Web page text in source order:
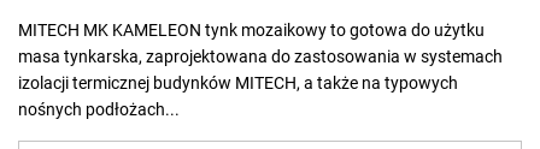
MITECH MK KAMELEON tynk mozaikowy to gotowa do użytku
masa tynkarska, zaprojektowana do zastosowania w systemach
izolacji termicznej budynków MITECH, a także na typowych
nośnych podłożach...